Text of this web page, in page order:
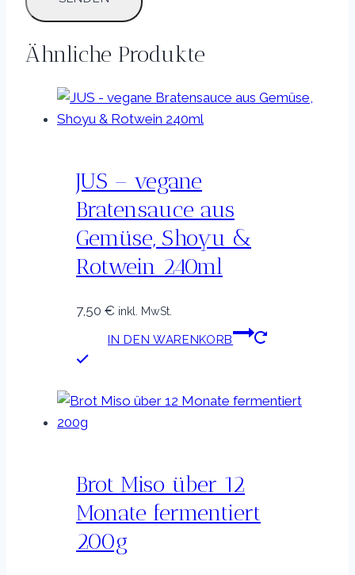
Ähnliche Produkte
JUS – vegane
Bratensauce aus
Gemüse, Shoyu &
Rotwein 240ml
7,50 € inkl. MwSt.
IN DEN WARENKORB
Brot Miso über 12
Monate fermentiert
200g